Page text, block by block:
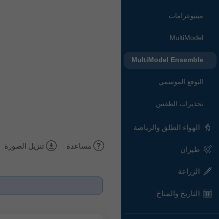
ميتيوغرامات
MultiModel
MultiModel Ensemble
التوقع الموسمي
تحذيرات الطقس
الهواء الطلق والرياضة
طيران
الزراعة
التاريخ والمناخ
مساعدة تنزيل الصورة